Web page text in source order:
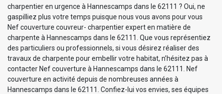
charpentier en urgence à Hannescamps dans le 62111 ? Oui, ne
gaspilliez plus votre temps puisque nous vous avons pour vous
Nef couverture couvreur- charpentier expert en matière de
charpente à Hannescamps dans le 62111. Que vous représentiez
des particuliers ou professionnels, si vous désirez réaliser des
travaux de charpente pour embellir votre habitat, n’hésitez pas à
contacter Nef couverture à Hannescamps dans le 62111. Nef
couverture en activité depuis de nombreuses années à
Hannescamps dans le 62111. Confiez-lui vos envies, ses équipes